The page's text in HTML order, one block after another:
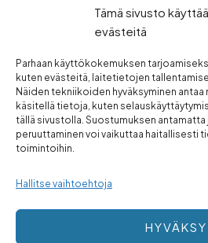
Tämä sivusto käyttää
evästeitä
Parhaan käyttökokemuksen
kuten evästeitä, laitetietojen
Näiden tekniikoiden hyväksyminen
käsitellä tietoja, kuten
tällä sivustolla. Suostumuksen antamatta
peruuttaminen voi vaikuttaa haitallisesti
toimintoihin.
Hallitse vaihtoehtoja
HYVÄKSY
Etusivu
Palvelut
Tilat
Yhteystiedot